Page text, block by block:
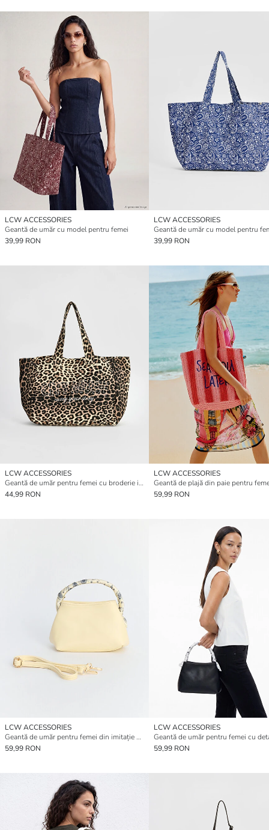
LCW ACCESSORIES
Geantă de umăr cu model pentru femei
39,99 RON
LCW ACCESSORIES
Geantă de umăr cu model pentru
39,99 RON
LCW ACCESSORIES
Geantă de umăr pentru femei cu broderie imprimeu leopard
44,99 RON
LCW ACCESSORIES
Geantă de plajă din paie pentru
59,99 RON
LCW ACCESSORIES
Geantă de umăr pentru femei din imitație de piele cu detalii tip eșarfă
59,99 RON
LCW ACCESSORIES
59,99 RON